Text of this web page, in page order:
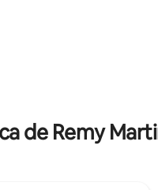
de Remy